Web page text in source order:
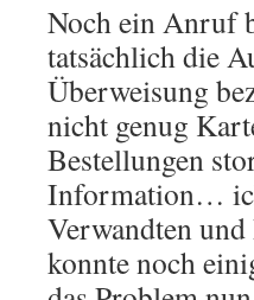
Noch ein Anruf
tatsächlich die
Überweisung
nicht genug
Bestellungen
Information…
Verwandten
konnte noch